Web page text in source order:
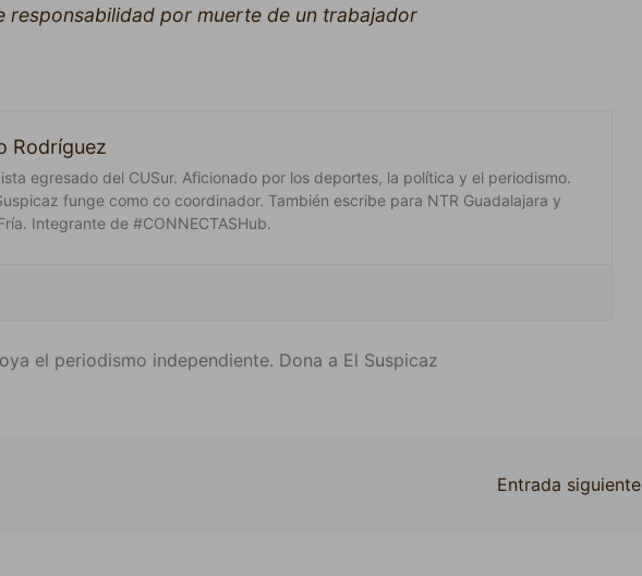
responsabilidad por muerte de un trabajador
Rodríguez
egresado del CUSur. Aficionado por los deportes, la política y el periodismo.
funge como co coordinador. También escribe para NTR Guadalajara y
Integrante de #CONNECTASHub.
el periodismo independiente. Dona a El Suspicaz
Entrada siguiente